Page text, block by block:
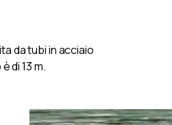
da tubi in acciaio
di 13 m.